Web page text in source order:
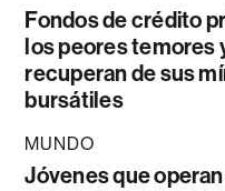
Fondos de crédito
los peores temores
recuperan de sus
bursátiles
MUNDO
Jóvenes que